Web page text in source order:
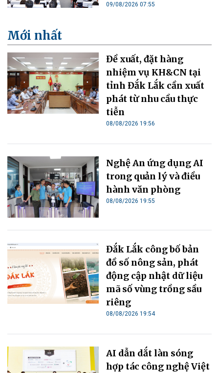
09/08/2026 07:55
Mới nhất
Đề xuất, đặt hàng
nhiệm vụ KH&CN tại
tỉnh Đắk Lắk cần xuất
phát từ nhu cầu thực
tiễn
08/08/2026 19:56
Nghệ An ứng dụng AI
trong quản lý và điều
hành văn phòng
08/08/2026 19:55
Đắk Lắk công bố bản
đồ số nông sản, phát
động cập nhật dữ liệu
mã số vùng trồng sầu
riêng
08/08/2026 19:54
AI dẫn dắt làn sóng
hợp tác công nghệ Việt